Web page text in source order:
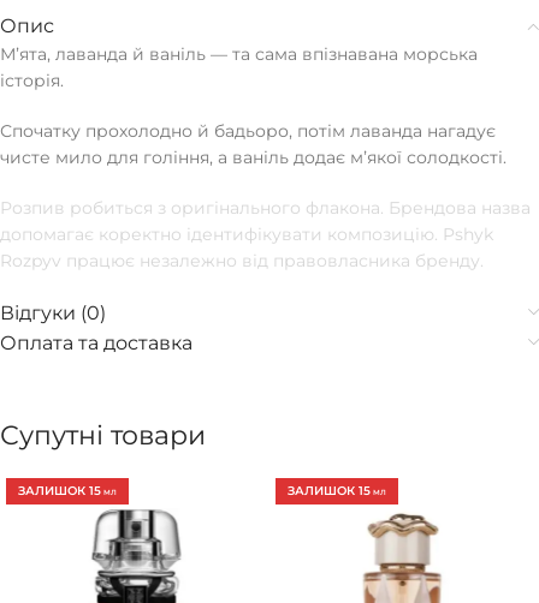
Опис
Мʼята, лаванда й ваніль — та сама впізнавана морська
історія.
Спочатку прохолодно й бадьоро, потім лаванда нагадує
чисте мило для гоління, а ваніль додає мʼякої солодкості.
Розпив робиться з оригінального флакона. Брендова назва
допомагає коректно ідентифікувати композицію. Pshyk
Rozpyv працює незалежно від правовласника бренду.
Відгуки (0)
Оплата та доставка
Супутні товари
ЗАЛИШОК 15 МЛ ЗАЛИШОК 15 МЛ